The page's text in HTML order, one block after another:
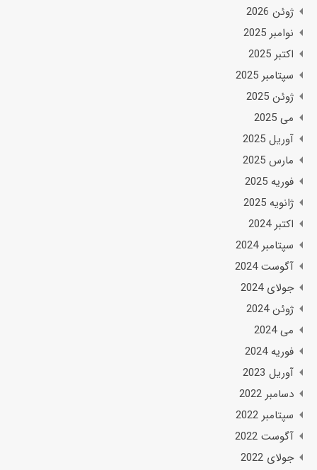
ژوئن 2026
نوامبر 2025
اکتبر 2025
سپتامبر 2025
ژوئن 2025
می 2025
آوریل 2025
مارس 2025
فوریه 2025
ژانویه 2025
اکتبر 2024
سپتامبر 2024
آگوست 2024
جولای 2024
ژوئن 2024
می 2024
فوریه 2024
آوریل 2023
دسامبر 2022
سپتامبر 2022
آگوست 2022
جولای 2022